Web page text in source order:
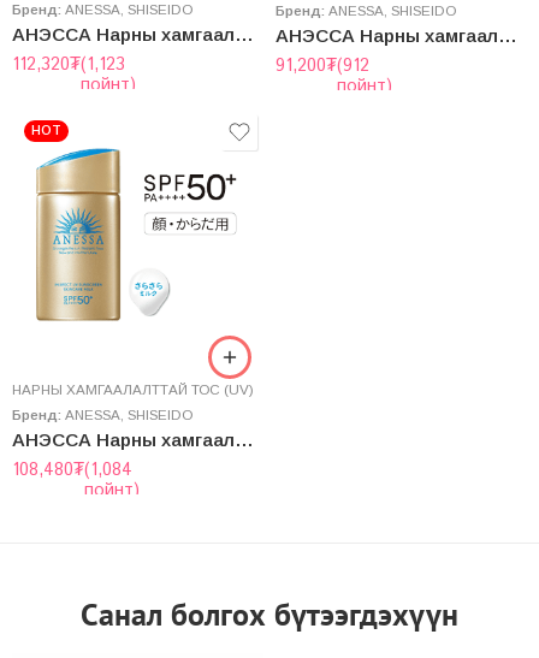
Бренд: ANESSA SHISEIDO
АНЭССА Нарны хамгаалалттай Өдрийн Серум
112,320₮(1,123
пойнт)
Бренд: ANESSA SHISEIDO
АНЭССА Нарны хамгаалалттай цайруулагч Гел
91,200₮(912
пойнт)
HOT
НАРНЫ ХАМГААЛАЛТТАЙ ТОС (UV)
Бренд: ANESSA SHISEIDO
АНЭССА Нарны хамгаалалттай Эмульс
108,480₮(1,084
пойнт)
Санал болгох бүтээгдэхүүн